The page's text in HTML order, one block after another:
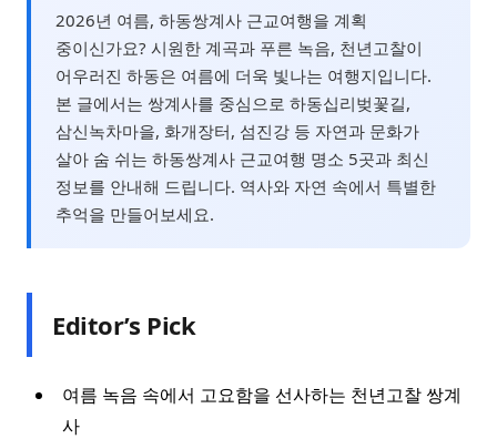
2026년 여름, 하동쌍계사 근교여행을 계획
중이신가요? 시원한 계곡과 푸른 녹음, 천년고찰이
어우러진 하동은 여름에 더욱 빛나는 여행지입니다.
본 글에서는 쌍계사를 중심으로 하동십리벚꽃길,
삼신녹차마을, 화개장터, 섬진강 등 자연과 문화가
살아 숨 쉬는 하동쌍계사 근교여행 명소 5곳과 최신
정보를 안내해 드립니다. 역사와 자연 속에서 특별한
추억을 만들어보세요.
Editor’s Pick
여름 녹음 속에서 고요함을 선사하는 천년고찰 쌍계
사